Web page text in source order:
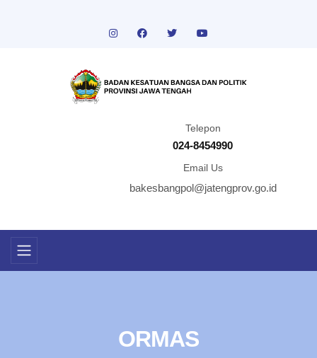
Telepon
024-8454990
Email Us
bakesbangpol@jatengprov.go.id
ORMAS